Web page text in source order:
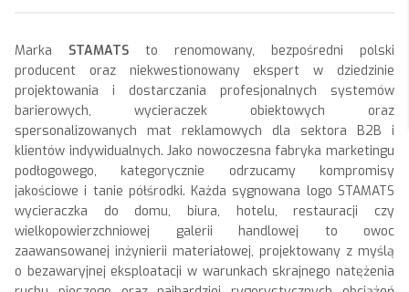
Marka STAMATS to renomowany, bezpośredni polski
producent oraz niekwestionowany ekspert w dziedzinie
projektowania i dostarczania profesjonalnych systemów
barierowych, wycieraczek obiektowych oraz
spersonalizowanych mat reklamowych dla sektora B2B i
klientów indywidualnych. Jako nowoczesna fabryka marketingu
podłogowego, kategorycznie odrzucamy kompromisy
jakościowe i tanie półśrodki. Każda sygnowana logo STAMATS
wycieraczka do domu, biura, hotelu, restauracji czy
wielkopowierzchniowej galerii handlowej to owoc
zaawansowanej inżynierii materiałowej, projektowany z myślą
o bezawaryjnej eksploatacji w warunkach skrajnego natężenia